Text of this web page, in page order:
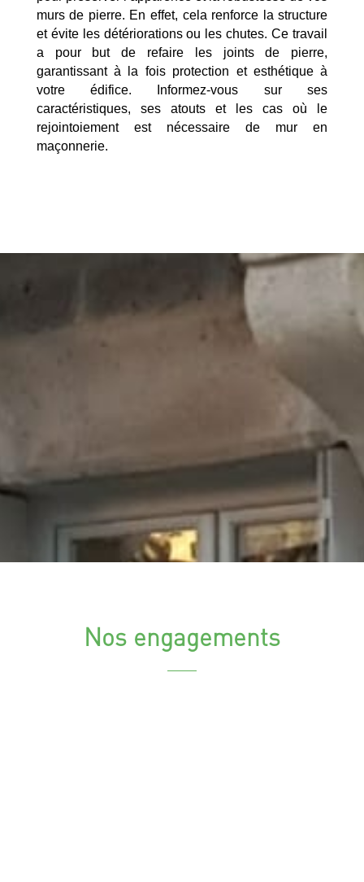
murs de pierre. En effet, cela renforce la structure
et évite les détériorations ou les chutes. Ce travail
a pour but de refaire les joints de pierre,
garantissant à la fois protection et esthétique à
votre édifice. Informez-vous sur ses
caractéristiques, ses atouts et les cas où le
rejointoiement est nécessaire de mur en
maçonnerie.
Nos engagements